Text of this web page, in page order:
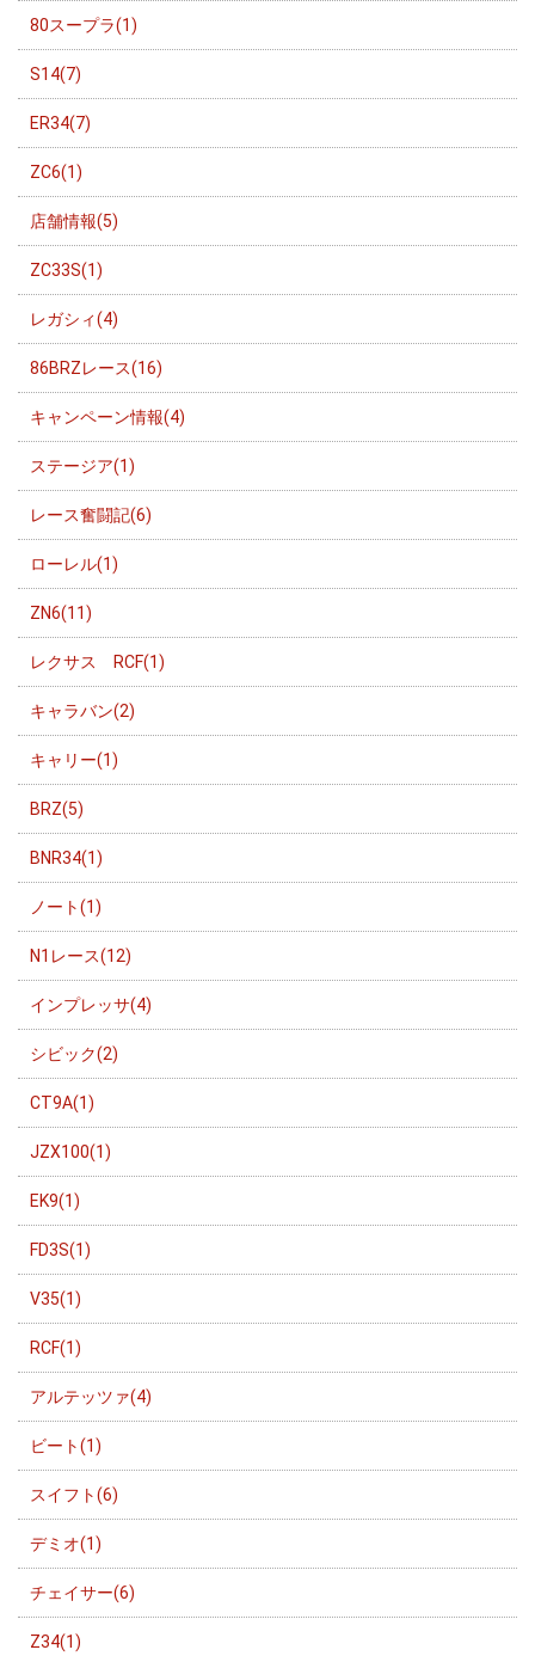
80スープラ(1)
S14(7)
ER34(7)
ZC6(1)
店舗情報(5)
ZC33S(1)
レガシィ(4)
86BRZレース(16)
キャンペーン情報(4)
ステージア(1)
レース奮闘記(6)
ローレル(1)
ZN6(11)
レクサス RCF(1)
キャラバン(2)
キャリー(1)
BRZ(5)
BNR34(1)
ノート(1)
N1レース(12)
インプレッサ(4)
シビック(2)
CT9A(1)
JZX100(1)
EK9(1)
FD3S(1)
V35(1)
RCF(1)
アルテッツァ(4)
ビート(1)
スイフト(6)
デミオ(1)
チェイサー(6)
Z34(1)